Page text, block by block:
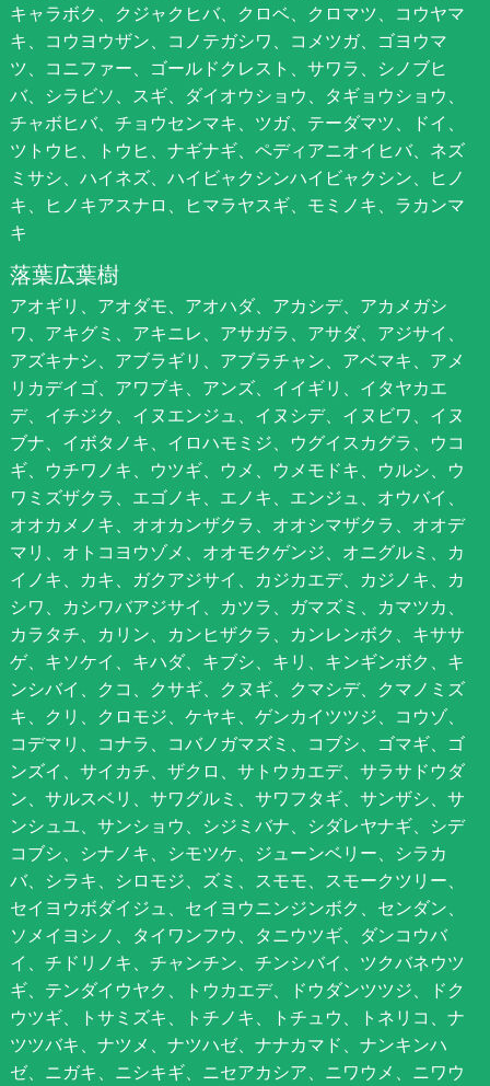
キャラボク、クジャクヒバ、クロベ、クロマツ、コウヤマ
キ、コウヨウザン、コノテガシワ、コメツガ、ゴヨウマ
ツ、コニファー、ゴールドクレスト、サワラ、シノブヒ
バ、シラビソ、スギ、ダイオウショウ、タギョウショウ、
チャボヒバ、チョウセンマキ、ツガ、テーダマツ、ドイ、
ツトウヒ、トウヒ、ナギナギ、ペディアニオイヒバ、ネズ
ミサシ、ハイネズ、ハイビャクシンハイビャクシン、ヒノ
キ、ヒノキアスナロ、ヒマラヤスギ、モミノキ、ラカンマ
キ
落葉広葉樹
アオギリ、アオダモ、アオハダ、アカシデ、アカメガシ
ワ、アキグミ、アキニレ、アサガラ、アサダ、アジサイ、
アズキナシ、アブラギリ、アブラチャン、アベマキ、アメ
リカデイゴ、アワブキ、アンズ、イイギリ、イタヤカエ
デ、イチジク、イヌエンジュ、イヌシデ、イヌビワ、イヌ
ブナ、イボタノキ、イロハモミジ、ウグイスカグラ、ウコ
ギ、ウチワノキ、ウツギ、ウメ、ウメモドキ、ウルシ、ウ
ワミズザクラ、エゴノキ、エノキ、エンジュ、オウバイ、
オオカメノキ、オオカンザクラ、オオシマザクラ、オオデ
マリ、オトコヨウゾメ、オオモクゲンジ、オニグルミ、カ
イノキ、カキ、ガクアジサイ、カジカエデ、カジノキ、カ
シワ、カシワバアジサイ、カツラ、ガマズミ、カマツカ、
カラタチ、カリン、カンヒザクラ、カンレンボク、キササ
ゲ、キソケイ、キハダ、キブシ、キリ、キンギンボク、キ
ンシバイ、クコ、クサギ、クヌギ、クマシデ、クマノミズ
キ、クリ、クロモジ、ケヤキ、ゲンカイツツジ、コウゾ、
コデマリ、コナラ、コバノガマズミ、コブシ、ゴマギ、ゴ
ンズイ、サイカチ、ザクロ、サトウカエデ、サラサドウダ
ン、サルスベリ、サワグルミ、サワフタギ、サンザシ、サ
ンシュユ、サンショウ、シジミバナ、シダレヤナギ、シデ
コブシ、シナノキ、シモツケ、ジューンベリー、シラカ
バ、シラキ、シロモジ、ズミ、スモモ、スモークツリー、
セイヨウボダイジュ、セイヨウニンジンボク、センダン、
ソメイヨシノ、タイワンフウ、タニウツギ、ダンコウバ
イ、チドリノキ、チャンチン、チンシバイ、ツクバネウツ
ギ、テンダイウヤク、トウカエデ、ドウダンツツジ、ドク
ウツギ、トサミズキ、トチノキ、トチュウ、トネリコ、ナ
ツツバキ、ナツメ、ナツハゼ、ナナカマド、ナンキンハ
ゼ、ニガキ、ニシキギ、ニセアカシア、ニワウメ、ニワウ